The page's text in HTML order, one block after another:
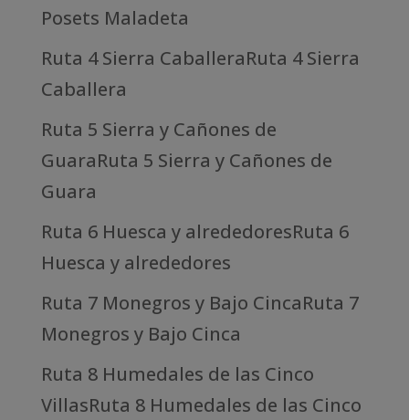
Posets Maladeta
Ruta 4 Sierra CaballeraRuta 4 Sierra
Caballera
Ruta 5 Sierra y Cañones de
GuaraRuta 5 Sierra y Cañones de
Guara
Ruta 6 Huesca y alrededoresRuta 6
Huesca y alrededores
Ruta 7 Monegros y Bajo CincaRuta 7
Monegros y Bajo Cinca
Ruta 8 Humedales de las Cinco
VillasRuta 8 Humedales de las Cinco